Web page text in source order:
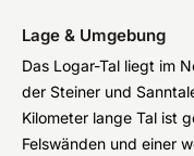
Lage & Umgebung
Das Logar-Tal liegt im
der Steiner und
Kilometer lange Tal ist
Felswänden und einer